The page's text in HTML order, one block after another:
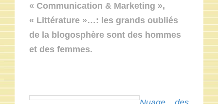
« Communication & Marketing »,
« Littérature »…: les grands oubliés
de la blogosphère sont des hommes
et des femmes.